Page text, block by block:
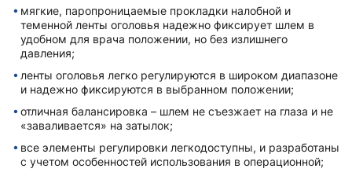
мягкие, паропроницаемые прокладки налобной и
теменной ленты оголовья надежно фиксирует шлем в
удобном для врача положении, но без излишнего
давления;
ленты оголовья легко регулируются в широком диапазоне
и надежно фиксируются в выбранном положении;
отличная балансировка – шлем не съезжает на глаза и не
«заваливается» на затылок;
все элементы регулировки легкодоступны, и разработаны
с учетом особенностей использования в операционной;